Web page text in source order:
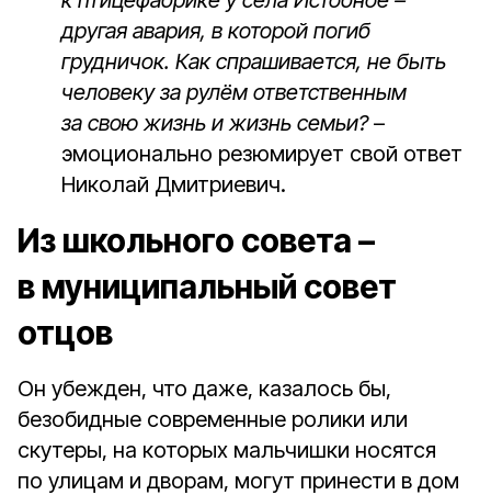
другая авария, в которой погиб
грудничок. Как спрашивается, не быть
человеку за рулём ответственным
за свою жизнь и жизнь семьи?–
эмоционально резюмирует свой ответ
Николай Дмитриевич.
Из школьного совета –
в муниципальный совет
отцов
Он убежден, что даже, казалось бы,
безобидные современные ролики или
скутеры, на которых мальчишки носятся
по улицам и дворам, могут принести в дом